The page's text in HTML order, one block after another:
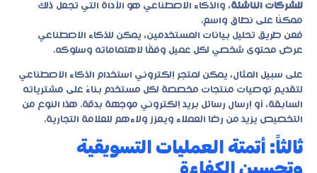
للشركات الناشئة، والذكاء الاصطناعي هو الأداة التي تجعل ذلك
ممكنًا على نطاق واسع.
فعن طريق تحليل بيانات المستخدمين، يمكن للذكاء الاصطناعي
عرض محتوى شخصي لكل عميل وفقًا لاهتماماته وسلوكه.
على سبيل المثال، يمكن لمتجر إلكتروني استخدام الذكاء الاصطناعي
لتقديم توصيات منتجات مخصصة لكل مستخدم بناءً على مشترياته
السابقة، أو إرسال رسائل بريد إلكتروني موجهة بدقة. هذا النوع من
التخصيص يزيد من رضا العملاء ويعزز ولاءهم للعلامة التجارية.
ثالثاً: أتمتة العمليات التسويقية
وتحسين الكفاءة